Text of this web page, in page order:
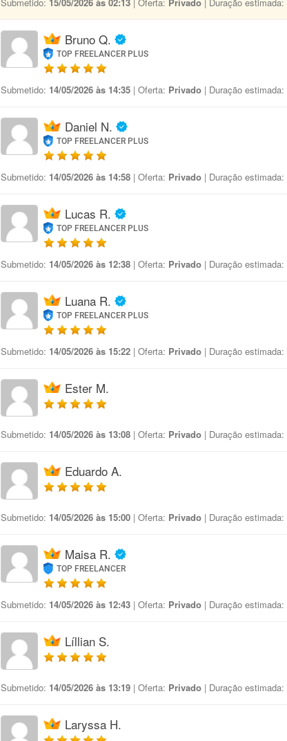
Bruno Q.
TOP FREELANCER PLUS
Submetido: 14/05/2026 às 14:35 | Oferta: Privado | Duração estimada:
Daniel N.
TOP FREELANCER PLUS
Submetido: 14/05/2026 às 14:58 | Oferta: Privado | Duração estimada:
Lucas R.
TOP FREELANCER PLUS
Submetido: 14/05/2026 às 12:38 | Oferta: Privado | Duração estimada:
Luana R.
TOP FREELANCER PLUS
Submetido: 14/05/2026 às 15:22 | Oferta: Privado | Duração estimada:
Ester M.
Submetido: 14/05/2026 às 13:08 | Oferta: Privado | Duração estimada:
Eduardo A.
Submetido: 14/05/2026 às 15:00 | Oferta: Privado | Duração estimada:
Maisa R.
TOP FREELANCER
Submetido: 14/05/2026 às 12:43 | Oferta: Privado | Duração estimada:
Líllian S.
Submetido: 14/05/2026 às 13:19 | Oferta: Privado | Duração estimada:
Laryssa H.